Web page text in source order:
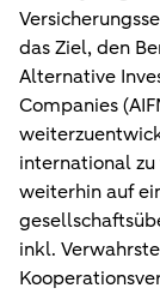
das Ziel, den
Alternative
Companies
international zu
weiterhin auf
inkl.